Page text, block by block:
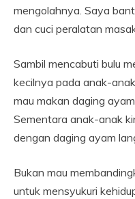
mengolahnya. Saya
dan cuci peralatan
Sambil mencabuti bulu
kecilnya pada anak-
mau makan daging
Sementara anak-anak
dengan daging ayam
Bukan mau
untuk mensyukuri